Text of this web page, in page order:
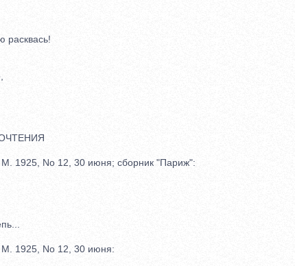
расквась!
1925, No 12, 30 июня; сборник "Париж":
1925, No 12, 30 июня: